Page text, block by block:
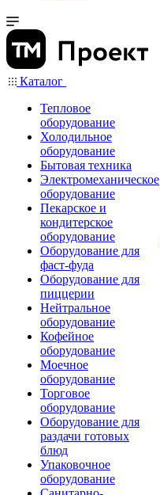
Каталог
Тепловое
оборудование
Холодильное
оборудование
Бытовая техника
Электромеханическое
оборудование
Пекарское и
кондитерское
оборудование
Оборудование для
фаст-фуда
Оборудование для
пиццерии
Нейтральное
оборудование
Кофейное
оборудование
Моечное
оборудование
Торговое
оборудование
Оборудование для
раздачи готовых
блюд
Упаковочное
оборудование